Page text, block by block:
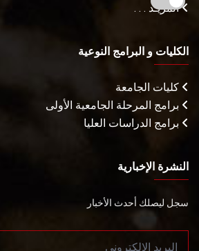
المزيـد . . .
الكليات و البرامج النوعية
كليات الجامعة
برامج المرحلة الجامعية الأولى
برامج الدراسات العليا
النشرة الإخبارية
سجل ليصلك أحدث الأخبار